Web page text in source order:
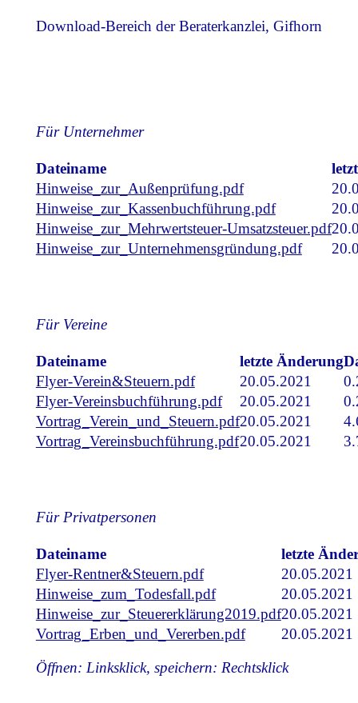
Download-Bereich der Beraterkanzlei, Gifhorn
Für Unternehmer
Dateiname
Hinweise_zur_Außenprüfung.pdf
Hinweise_zur_Kassenbuchführung.pdf
Hinweise_zur_Mehrwertsteuer-Umsatzsteuer.pdf
Hinweise_zur_Unternehmensgründung.pdf
Für Vereine
Dateiname letzte Änderung
Flyer-Verein&Steuern.pdf
20.05.2021
Flyer-Vereinsbuchführung.pdf
20.05.2021
Vortrag_Verein_und_Steuern.pdf20.05.2021
Vortrag_Vereinsbuchführung.pdf20.05.2021
Für Privatpersonen
Dateiname
letzte
Flyer-Rentner&Steuern.pdf
20.05.2021
Hinweise_zum_Todesfall.pdf
20.05.2021
Hinweise_zur_Steuererklärung2019.pdf20.05.2021
Vortrag_Erben_und_Vererben.pdf
20.05.2021
Öffnen: Linksklick, speichern: Rechtsklick